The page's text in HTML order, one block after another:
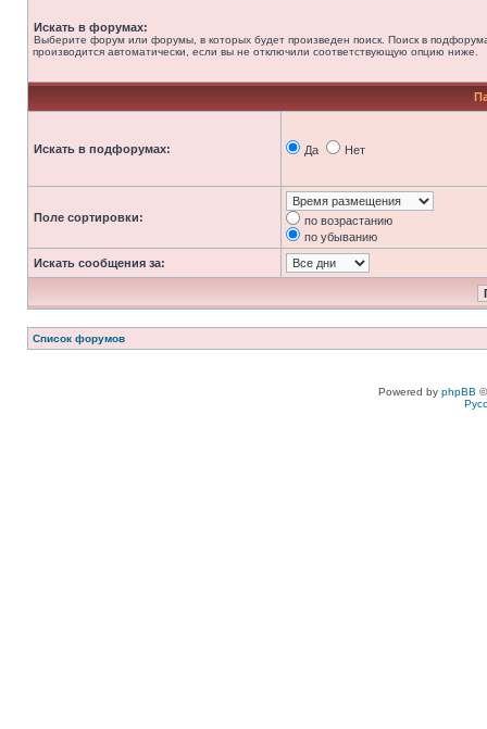
Искать в форумах:
Выберите форум или форумы, в которых будет произведен поиск. Поиск в
производится автоматически, если вы не отключили соответствующую опцию ниже.
Искать в подфорумах: Да Нет
Поле сортировки:
по возрастанию
по убыванию
Искать сообщения за:
Список форумов
Powered by phpBB